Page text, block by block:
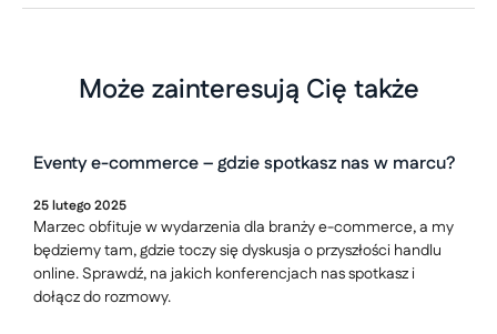
Może zainteresują Cię także
Eventy e-commerce – gdzie spotkasz nas w marcu?
25lutego2025
Marzec obfituje w wydarzenia dla branży e-commerce, a my
będziemy tam, gdzie toczy się dyskusja o przyszłości handlu
online. Sprawdź, na jakich konferencjach nas spotkasz i
dołącz do rozmowy.